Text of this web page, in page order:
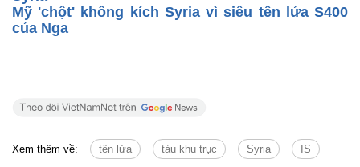
Mỹ 'chột' không kích Syria vì siêu tên lửa S400
của Nga
Xem thêm về: tên lửa tàu khu trục Syria IS